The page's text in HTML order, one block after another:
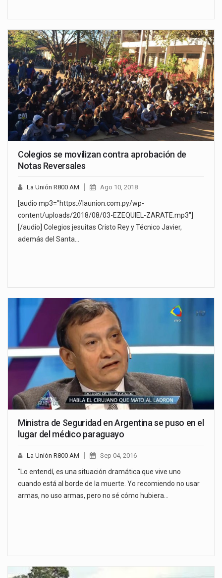
Colegios se movilizan contra aprobación de
Notas Reversales
La Unión R800 AM Ago 10, 2018
[audio mp3="https://launion.com.py/wp-
content/uploads/2018/08/03-EZEQUIEL-ZARATE.mp3"]
[/audio] Colegios jesuitas Cristo Rey y Técnico Javier,
además del Santa…
Ministra de Seguridad en Argentina se puso en el
lugar del médico paraguayo
La Unión R800 AM Sep 04, 2016
"Lo entendí, es una situación dramática que vive uno
cuando está al borde de la muerte. Yo recomiendo no usar
armas, no uso armas, pero no sé cómo hubiera…